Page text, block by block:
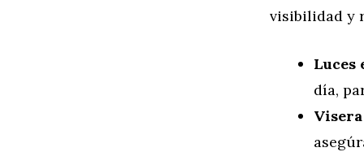
visibilidad y
Luces
día,